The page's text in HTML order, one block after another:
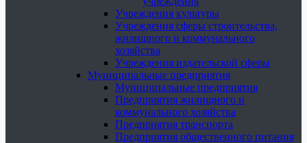
Учреждения культуры
Учреждения сферы строительства,
жилищного и коммунального
хозяйства
Учреждения издательской сферы
Муниципальные предприятия
Муниципальные предприятия
Предприятия жилищного и
коммунального хозяйства
Предприятия транспорта
Предприятия общественного питания